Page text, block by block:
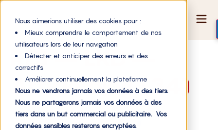
Nous aimerions utiliser des cookies pour :
Mieux comprendre le comportement de nos
utilisateurs lors de leur navigation
Détecter et anticiper des erreurs et des
correctifs
Améliorer continuellement la plateforme
Nous ne vendrons jamais vos données à des tiers.
Nous ne partagerons jamais vos données à des
tiers dans un but commercial ou publicitaire. Vos
données sensibles resterons encryptées.
RES – LKD –
Article blog (34)